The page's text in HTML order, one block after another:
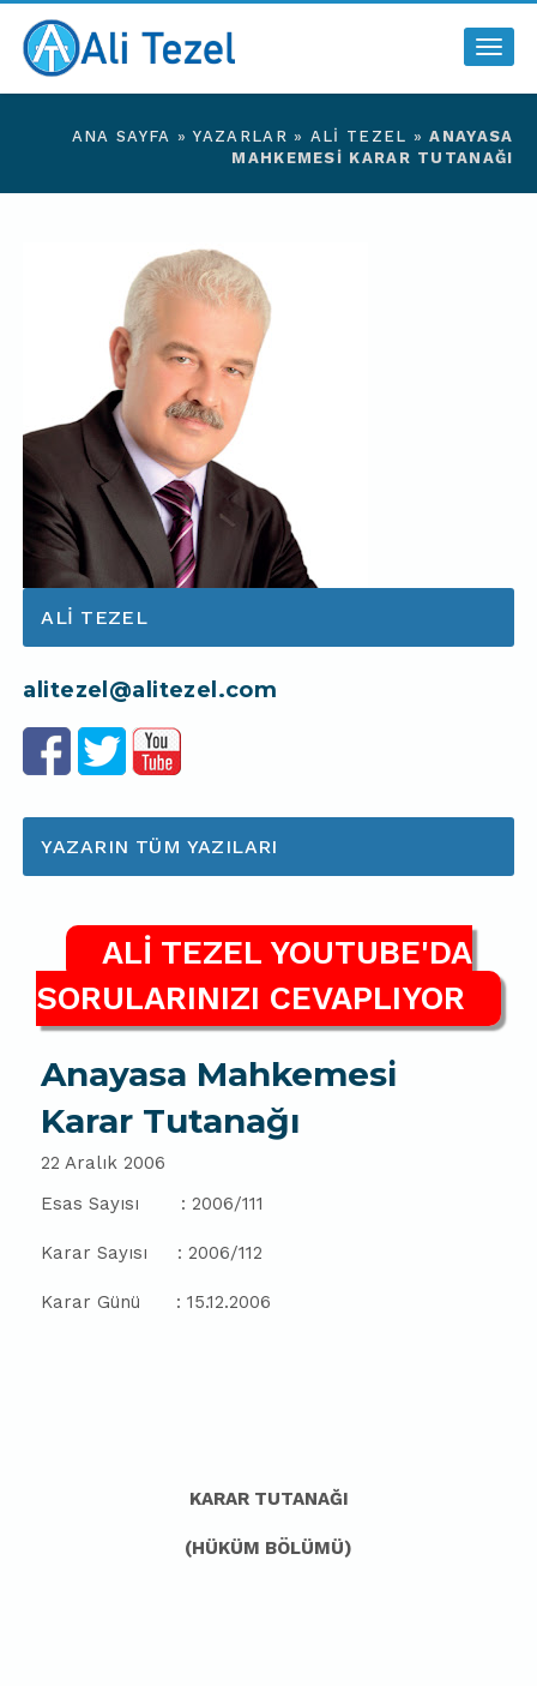
ANA SAYFA »YAZARLAR » ALI TEZEL »ANAYASA
MAHKEMESI KARAR TUTANAĞI
ALI TEZEL
alitezel@alitezel.com
YAZARIN TÜM YAZILARI
ALİ TEZEL YOUTUBE'DA
SORULARINIZI CEVAPLIYOR
Anayasa Mahkemesi
Karar Tutanağı
22 Aralık 2006
Esas Sayısı
: 2006/111
Karar Sayısı : 2006/112
Karar Günü : 15.12.2006
KARAR TUTANAĞI
(HÜKÜM BÖLÜMÜ)